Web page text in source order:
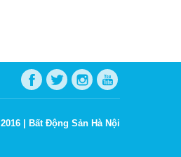
2016 | Bất Động Sản Hà Nội